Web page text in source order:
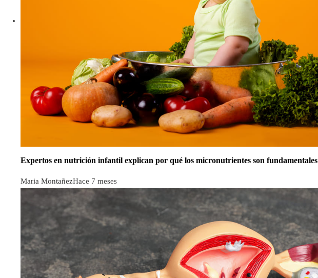
Expertos en nutrición infantil explican por qué los micronutrientes son fundamentales
Maria MontañezHace 7 meses